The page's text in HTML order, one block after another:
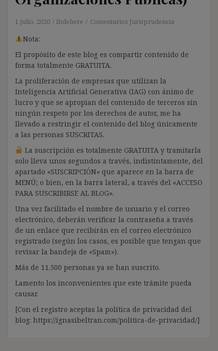
1 julio, 2020 ibdehere Comentarios Jurisprudencia
Nota:
El propósito de este blog es compartir contenido de
forma totalmente GRATUITA.
La proliferación de empresas que utilizan la
Inteligencia Artificial Generativa (IAG) con ánimo de
lucro y que se apropian del contenido de terceros sin
ningún respeto por los derechos de autor, me ha
llevado a restringir el contenido del blog únicamente
a las personas SUSCRITAS.
La suscripción es totalmente GRATUITA y tramitarla
solo lleva unos segundos a través, indistintamente, del
apartado «SUSCRIPCIÓN» que aparece en la barra de
MENÚ; o bien, en la barra lateral, a través del «ACCESO
PARA SUSCRIBIRSE AL BLOG».
Una vez facilitado el nombre de usuario y el correo
electrónico, deberán verificar la contraseña a través
de un enlace que recibirán en el correo electrónico
registrado (según los casos, es posible que tengan que
revisar la bandeja de «Spam»).
Más de 11.500 personas ya se han suscrito.
Lamento los inconvenientes que este trámite pueda
causar.
[Con el registro aceptas la política de privacidad del
blog: https://ignasibeltran.com/politica-de-privacidad/]